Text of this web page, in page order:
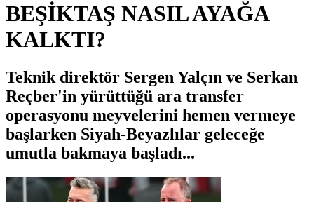
BEŞİKTAŞ NASIL AYAĞA
KALKTI?
Teknik direktör Sergen Yalçın ve Serkan
Reçber'in yürüttüğü ara transfer
operasyonu meyvelerini hemen vermeye
başlarken Siyah-Beyazlılar geleceğe
umutla bakmaya başladı...